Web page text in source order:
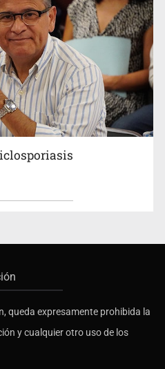
queda expresamente prohibida la
y cualquier otro uso de los